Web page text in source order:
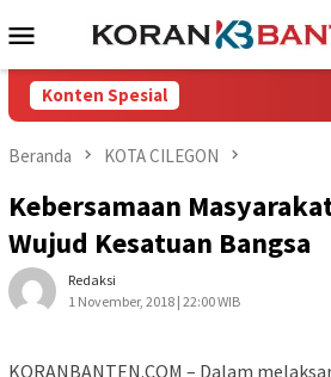
ke
Menu
Mobile
Konten Spesial
Beranda KOTA CILEGON
Kebersamaan
Wujud Kesatuan Bangsa
Redaksi
1 November, 2018 | 22:00 WIB
KORANBANTEN.COM – Dalam